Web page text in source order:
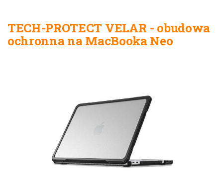
TECH-PROTECT VELAR - obudowa
ochronna na MacBooka Neo